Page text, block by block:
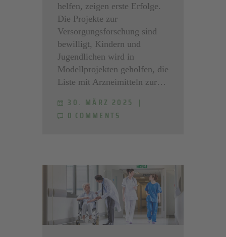
helfen, zeigen erste Erfolge.
Die Projekte zur
Versorgungsforschung sind
bewilligt, Kindern und
Jugendlichen wird in
Modellprojekten geholfen, die
Liste mit Arzneimitteln zur…
30. MÄRZ 2025
0 COMMENTS